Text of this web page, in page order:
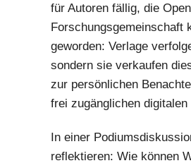
für Autoren fällig, die
Forschungsgemeinschaft
geworden: Verlage
sondern sie verkaufen
zur persönlichen
frei zugänglichen
In einer
reflektieren: Wie können